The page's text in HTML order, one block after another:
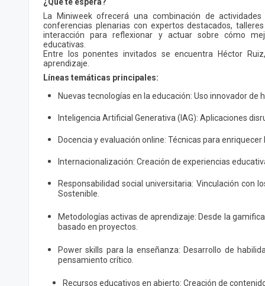
La Miniweek ofrecerá una combinación de
conferencias plenarias con expertos destacados,
interacción para reflexionar y actuar sobre cómo
educativas.
Entre los ponentes invitados se encuentra Héctor
aprendizaje.
Líneas temáticas principales:
Nuevas tecnologías en la educación: Uso innovador de
Inteligencia Artificial Generativa (IAG): Aplicaciones
Docencia y evaluación online: Técnicas para
Internacionalización: Creación de experiencias
Responsabilidad social universitaria: Vinculación con
Sostenible.
Metodologías activas de aprendizaje: Desde la
basado en proyectos.
Power skills para la enseñanza: Desarrollo de
pensamiento crítico.
Recursos educativos en abierto: Creación de